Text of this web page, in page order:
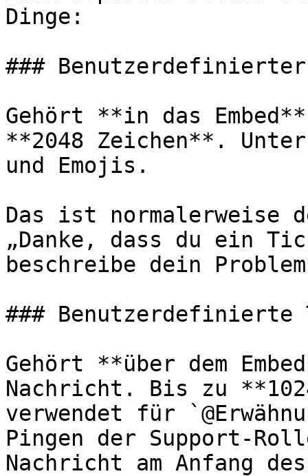
Dinge:
###
Gehört **in das
**2048 Zeichen**.
und Emojis.
Das ist normalerweise
„Danke, dass du ein
beschreibe dein
### Benutzerdefinierte
Gehört **über dem
Nachricht. Bis zu
verwendet für
Pingen der Support-
Nachricht am Anfang